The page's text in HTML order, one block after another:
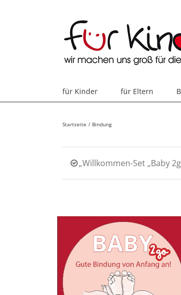
für Kinder für Eltern
Startseite Bindung
„Willkommen-Set „Baby